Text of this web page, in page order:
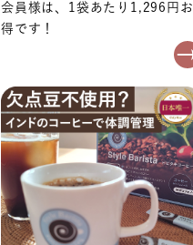
会員様は、1袋あたり1,296円お
得です！